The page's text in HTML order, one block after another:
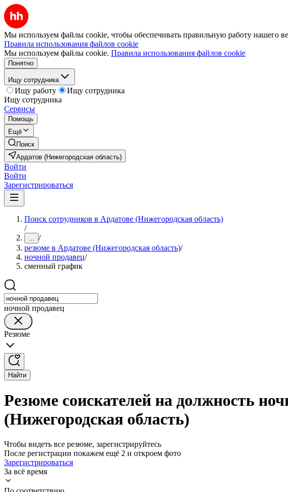
Мы используем файлы cookie, чтобы обеспечивать правильную работу нашего
Правила использования файлов cookie
Мы используем файлы cookie. Правила использования файлов cookie
Понятно
Ищу сотрудника
Ищу работу
Ищу сотрудника
Ищу сотрудника
Сервисы
Помощь
Ещё
Поиск
Ардатов (Нижегородская область)
Войти
Войти
Зарегистрироваться
Поиск сотрудников в Ардатове (Нижегородская область)
/
... /
резюме в Ардатове (Нижегородская область)/
ночной продавец/
сменный график
ночной продавец
Резюме
Найти
Резюме соискателей на должность
(Нижегородская область)
Чтобы видеть все резюме, зарегистрируйтесь
После регистрации покажем ещё 2 и откроем фото
Зарегистрироваться
За всё время